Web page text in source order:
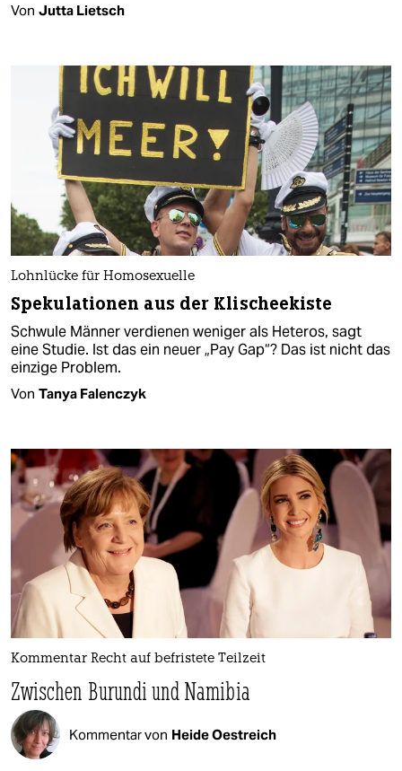
Von Jutta Lietsch
Lohnlücke für Homosexuelle
Spekulationen aus der Klischeekiste
Schwule Männer verdienen weniger als Heteros, sagt
eine Studie. Ist das ein neuer „Pay Gap“? Das ist nicht das
einzige Problem.
Von Tanya Falenczyk
Kommentar Recht auf befristete Teilzeit
Zwischen Burundi und Namibia
Kommentar von Heide Oestreich